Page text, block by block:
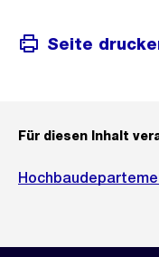
Seite
Für diesen Inhalt